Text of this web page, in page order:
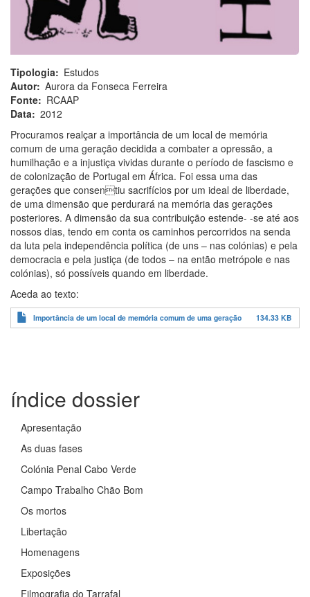
Tipologia
Estudos
Autor Aurora da Fonseca Ferreira
Fonte
RCAAP
Data
2012
Procuramos realçar a importância de um local de memória
comum de uma geração decidida a combater a opressão, a
humilhação e a injustiça vividas durante o período de fascismo e
de colonização de Portugal em África. Foi essa uma das
gerações que consentiu sacrifícios por um ideal de liberdade,
de uma dimensão que perdurará na memória das gerações
posteriores. A dimensão da sua contribuição estende- -se até aos
nossos dias, tendo em conta os caminhos percorridos na senda
da luta pela independência política (de uns – nas colónias) e pela
democracia e pela justiça (de todos – na então metrópole e nas
colónias), só possíveis quando em liberdade.
Aceda ao texto:
Importância de um local de memória comum de uma geração 134.33 KB
índice dossier
Apresentação
As duas fases
Colónia Penal Cabo Verde
Campo Trabalho Chão Bom
Os mortos
Libertação
Homenagens
Exposições
Filmografia do Tarrafal